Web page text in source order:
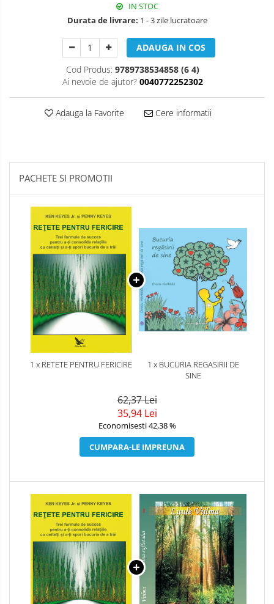
IN STOC
Durata de livrare: 1 - 3 zile lucratoare
ADAUGA IN COS
Cod Produs: 9789738534858 (6 4)
Ai nevoie de ajutor? 0040772252302
Adauga la Favorite Cere informatii
PACHETE SI PROMOTII
1 x RETETE PENTRU FERICIRE
1 x BUCURIA REGASIRII DE
SINE
62,37 Lei
35,94 Lei
Economisesti 42,38 %
CUMPARA-LE IMPREUNA